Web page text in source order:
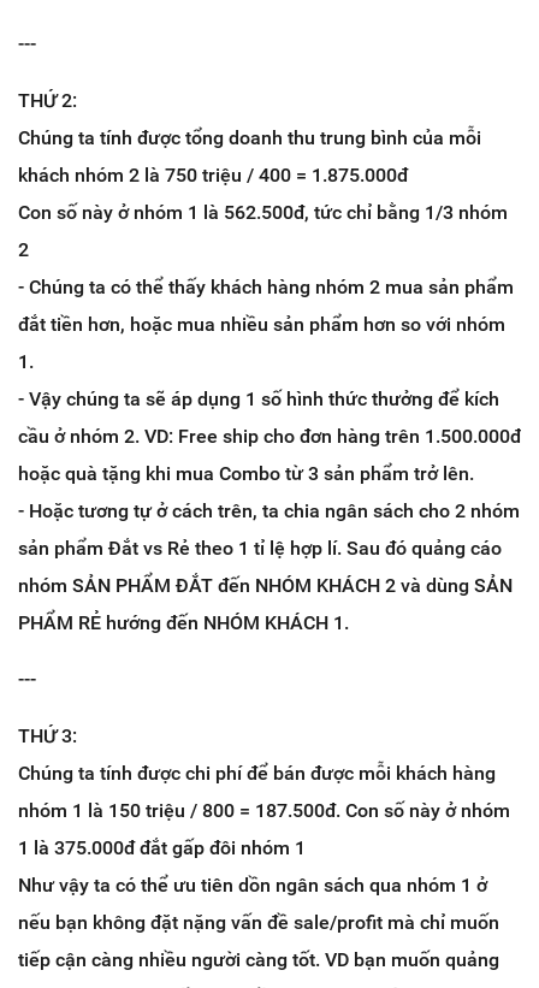
---
THỨ 2:
Chúng ta tính được tổng doanh thu trung bình của mỗi
khách nhóm 2 là 750 triệu / 400 = 1.875.000đ
Con số này ở nhóm 1 là 562.500đ, tức chỉ bằng 1/3 nhóm
2
- Chúng ta có thể thấy khách hàng nhóm 2 mua sản phẩm
đắt tiền hơn, hoặc mua nhiều sản phẩm hơn so với nhóm
1.
- Vậy chúng ta sẽ áp dụng 1 số hình thức thưởng để kích
cầu ở nhóm 2. VD: Free ship cho đơn hàng trên 1.500.000đ
hoặc quà tặng khi mua Combo từ 3 sản phẩm trở lên.
- Hoặc tương tự ở cách trên, ta chia ngân sách cho 2 nhóm
sản phẩm Đắt vs Rẻ theo 1 tỉ lệ hợp lí. Sau đó quảng cáo
nhóm SẢN PHẨM ĐẮT đến NHÓM KHÁCH 2 và dùng SẢN
PHẨM RẺ hướng đến NHÓM KHÁCH 1.
---
THỨ 3:
Chúng ta tính được chi phí để bán được mỗi khách hàng
nhóm 1 là 150 triệu / 800 = 187.500đ. Con số này ở nhóm
1 là 375.000đ đắt gấp đôi nhóm 1
Như vậy ta có thể ưu tiên dồn ngân sách qua nhóm 1 ở
nếu bạn không đặt nặng vấn đề sale/profit mà chỉ muốn
tiếp cận càng nhiều người càng tốt. VD bạn muốn quảng